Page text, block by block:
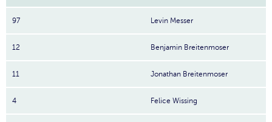
97 Levin Messer
12 Benjamin Breitenmoser
11 Jonathan Breitenmoser
4 Felice Wissing